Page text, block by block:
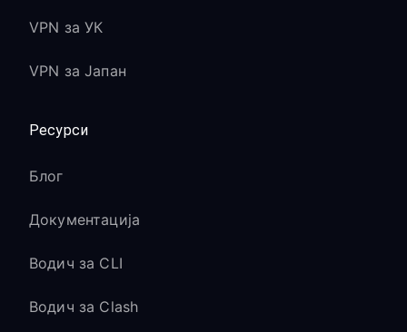
VPN за УК
VPN за Јапан
Ресурси
Блог
Документација
Водич за CLI
Водич за Clash